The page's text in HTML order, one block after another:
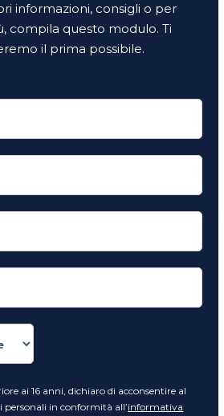
informazioni, consigli o per
compila questo modulo. Ti
il prima possibile.
ai 16 anni, dichiaro di acconsentire al
in conformità all’informativa